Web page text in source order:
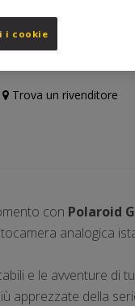
Trova un rivenditore
con Polaroid
analogica
e le avventure di
apprezzate della
i cookie